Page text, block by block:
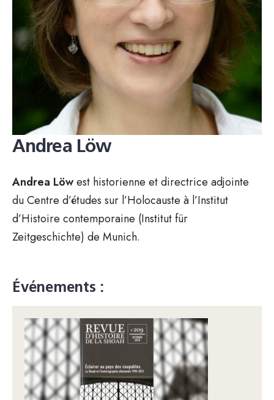
Andrea Löw
Andrea Löwest historienne et directrice adjointe
du Centre d’études sur l’Holocauste à l’Institut
d’Histoire contemporaine (Institut für
Zeitgeschichte) de Munich.
Événements :